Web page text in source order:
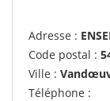
Adresse :
Code postal :
Ville :
Téléphone :